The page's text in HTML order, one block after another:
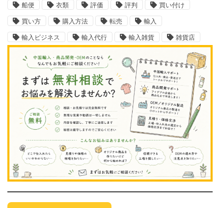
船便 衣類 評価 評判 買い付け
買い方 購入方法 転売 輸入
輸入ビジネス 輸入代行 輸入雑貨 雑貨店